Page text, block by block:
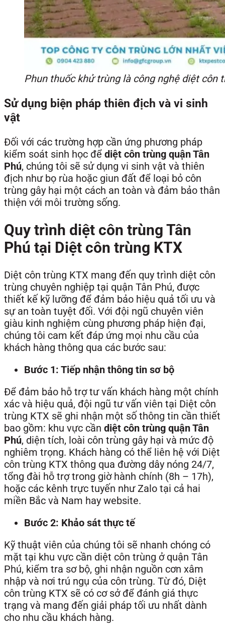
Phun thuốc khử trùng là công nghệ diệt côn
Sử dụng biện pháp thiên địch và vi sinh
vật
Đối với các trường hợp cần ứng phương pháp
kiểm soát sinh học để diệt côn trùng quận Tân
Phú, chúng tôi sẽ sử dụng vi sinh vật và thiên
địch như bọ rùa hoặc giun đất để loại bỏ côn
trùng gây hại một cách an toàn và đảm bảo thân
thiện với môi trường sống.
Quy trình diệt côn trùng Tân
Phú tại Diệt côn trùng KTX
Diệt côn trùng KTX mang đến quy trình diệt côn
trùng chuyên nghiệp tại quận Tân Phú, được
thiết kế kỹ lưỡng để đảm bảo hiệu quả tối ưu và
sự an toàn tuyệt đối. Với đội ngũ chuyên viên
giàu kinh nghiệm cùng phương pháp hiện đại,
chúng tôi cam kết đáp ứng mọi nhu cầu của
khách hàng thông qua các bước sau:
Bước 1: Tiếp nhận thông tin sơ bộ
Để đảm bảo hỗ trợ tư vấn khách hàng một chính
xác và hiệu quả, đội ngũ tư vấn viên tại Diệt côn
trùng KTX sẽ ghi nhận một số thông tin cần thiết
bao gồm: khu vực cần diệt côn trùng quận Tân
Phú, diện tích, loài côn trùng gây hại và mức độ
nghiêm trọng. Khách hàng có thể liên hệ với Diệt
côn trùng KTX thông qua đường dây nóng 24/7,
tổng đài hỗ trợ trong giờ hành chính (8h – 17h),
hoặc các kênh trực tuyến như Zalo tại cả hai
miền Bắc và Nam hay website.
Bước 2: Khảo sát thực tế
Kỹ thuật viên của chúng tôi sẽ nhanh chóng có
mặt tại khu vực cần diệt côn trùng ở quận Tân
Phú, kiểm tra sơ bộ, ghi nhận nguồn cơn xâm
nhập và nơi trú ngụ của côn trùng. Từ đó, Diệt
côn trùng KTX sẽ có cơ sở để đánh giá thực
trạng và mang đến giải pháp tối ưu nhất dành
cho nhu cầu khách hàng.